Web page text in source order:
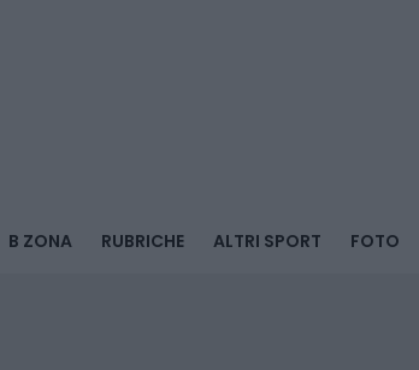
B ZONA RUBRICHE ALTRI SPORT FOTO